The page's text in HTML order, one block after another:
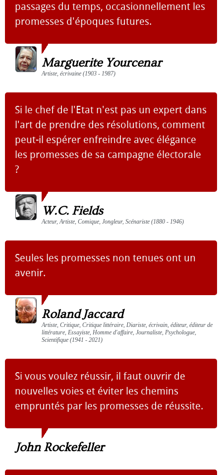
passages du temps, occasionnellement les
promesses d'époques futures.
Marguerite Yourcenar
Artiste, écrivaine (1903 - 1987)
Si le chef de l'Etat n'est pas un expert dans
l'art de prendre des résolutions, comment
peut-il espérer enfreindre avec élégance
les promesses de sa campagne électorale
?
W.C. Fields
Acteur, Artiste, Comique, Jongleur, Scénariste (1880 - 1946)
Seules les promesses non tenues ont un
avenir.
Roland Jaccard
Artiste, Critique, Critique littéraire, Diariste, écrivain, éditeur, éditeur de
littérature, Essayiste, Homme d'affaire, Journaliste, Psychologue,
Scientifique (1941 - 2021)
Si vous voulez réussir, il faut ouvrir de
nouvelles voies et éviter les chemins
empruntés par les promesses de réussite.
John Rockefeller